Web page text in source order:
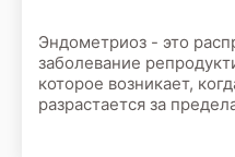
Эндометриоз - это
заболевание
которое возникает,
разрастается за
может формироваться